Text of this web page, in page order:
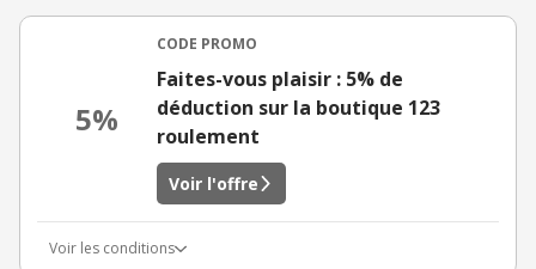
5%
CODE PROMO
Faites-vous plaisir : 5% de
déduction sur la boutique 123
roulement
Voir l'offre
Voir les conditions